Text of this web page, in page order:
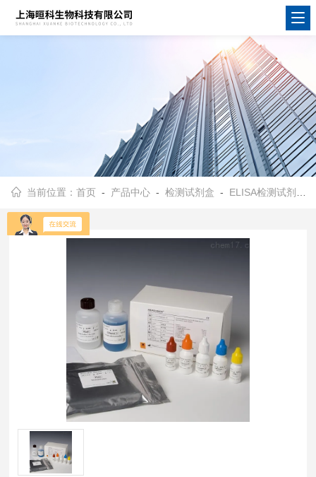
当前位置：首页 - 产品中心 -检测试剂盒 - ELISA检测试剂盒